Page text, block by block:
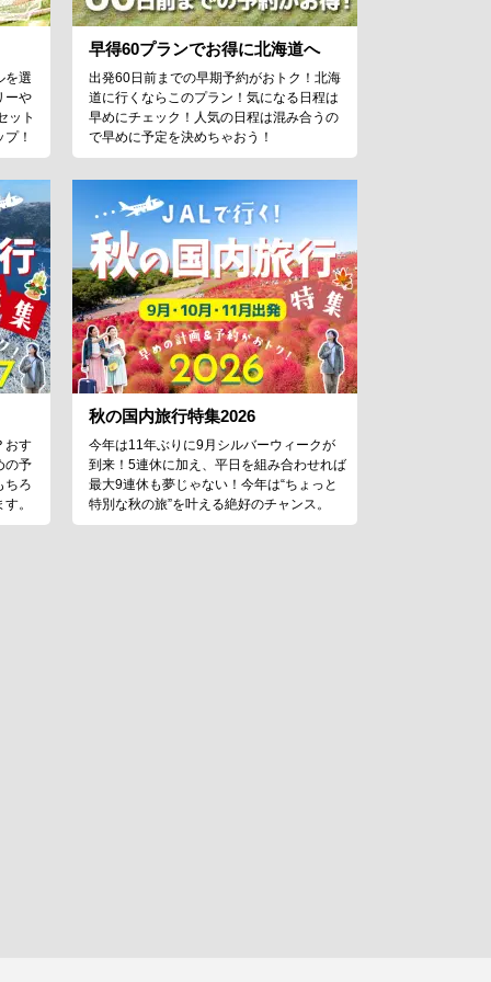
を選
ーや
ット
！
早得60プランでお得に北海道へ
出発60日前までの早期予約がおトク！北海
道に行くならこのプラン！気になる日程は
早めにチェック！人気の日程は混み合うの
で早めに予定を決めちゃおう！
おす
の予
ちろ
。
秋の国内旅行特集2026
今年は11年ぶりに9月シルバーウィークが
到来！5連休に加え、平日を組み合わせれば
最大9連休も夢じゃない！今年は“ちょっと
特別な秋の旅”を叶える絶好のチャンス。